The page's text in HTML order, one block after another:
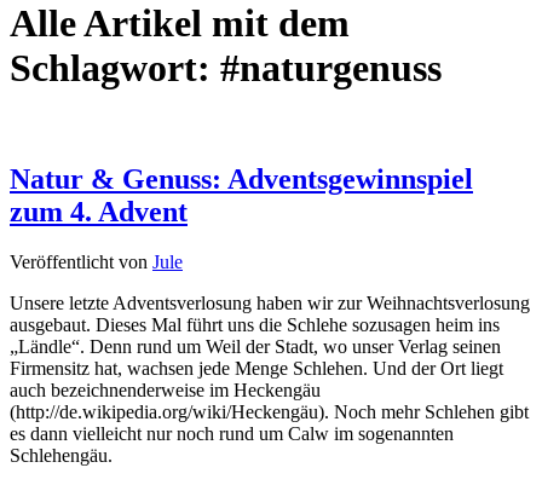
Alle Artikel mit dem
Schlagwort: #naturgenuss
Natur & Genuss: Adventsgewinnspiel
zum 4. Advent
Veröffentlicht von Jule
Unsere letzte Adventsverlosung haben wir zur Weihnachtsverlosung
ausgebaut. Dieses Mal führt uns die Schlehe sozusagen heim ins
„Ländle“. Denn rund um Weil der Stadt, wo unser Verlag seinen
Firmensitz hat, wachsen jede Menge Schlehen. Und der Ort liegt
auch bezeichnenderweise im Heckengäu
(http://de.wikipedia.org/wiki/Heckengäu). Noch mehr Schlehen gibt
es dann vielleicht nur noch rund um Calw im sogenannten
Schlehengäu.